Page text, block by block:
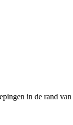
in de rand van